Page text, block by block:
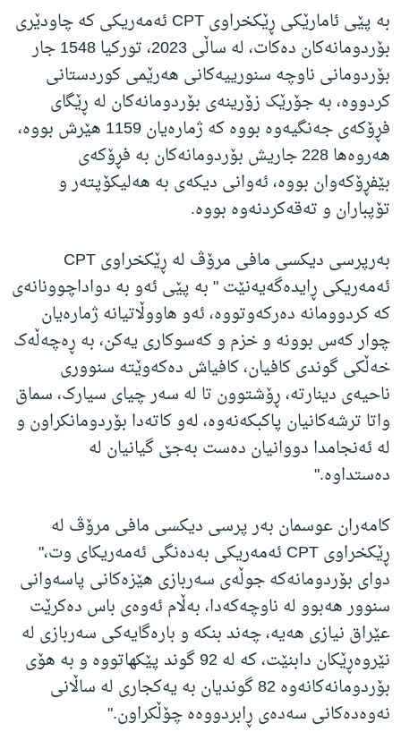
بە پێی ئامارێکی ڕێکخراوی CPT ئەمەریکی کە چاودێری
بۆردومانەکان دەکات، لە ساڵی 2023، تورکیا 1548 جار
بۆردومانی ناوچە سنورییەکانی هەرێمی کوردستانی
کردووە، بە جۆرێک زۆرینەی بۆردومانەکان لە ڕێگای
فڕۆکەی جەنگیەوە بووە کە ژمارەیان 1159 هێرش بووە،
هەروەها 228 جاریش بۆردومانەکان بە فڕۆکەی
بێفڕۆکەوان بووە، ئەوانی دیکەی بە هەلیکۆپتەر و
تۆپباران و تەقەکردنەوە بووە.
بەرپرسی دیکسی مافی مرۆڤ لە ڕێکخراوی CPT
ئەمەریکی ڕایدەگەیەنێت " بە پێی ئەو بە دواداچوونانەی
کە کردوومانە دەرکەوتووە، ئەو هاووڵاتیانە ژمارەیان
چوار کەس بوونە و خزم و کەسوکاری یەکن، بە ڕەچەڵەک
خەڵکی گوندی کافیان، کافیاش دەکەوێتە سنووری
ناحیەی دینارتە، ڕۆشتوون تا لە سەر چیای سیارک، سماق
واتا ترشەکانیان پاکبکەنەوە، لەو کاتەدا بۆردومانکراون و
لە ئەنجامدا دووانیان دەست بەجێ گیانیان لە
دەستداوە."
کامەران عوسمان بەر پرسی دیکسی مافی مرۆڤ لە
ڕێکخراوی CPT ئەمەریکی بەدەنگی ئەمەریکای وت،"
دوای بۆردومانەکە جوڵەی سەربازی هێزەکانی پاسەوانی
سنوور هەبوو لە ناوچەکەدا، بەڵام ئەوەی باس دەکرێت
عێراق نیازی هەیە، چەند بنکە و بارەگایەکی سەربازی لە
نێروەڕێکان دابنێت، کە لە 92 گوند پێکهاتووە و بە هۆی
بۆردومانەکانەوە 82 گوندیان بە یەکجاری لە ساڵانی
نەوەدەکانی سەدەی ڕابردووەە چۆڵکراون."